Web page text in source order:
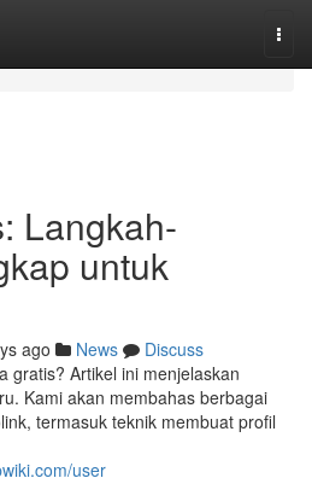
Langkah-
untuk
ago News
Discuss
gratis? Artikel ini menjelaskan
Kami akan membahas berbagai
termasuk teknik membuat profil
user